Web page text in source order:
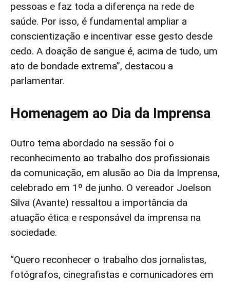
pessoas e faz toda a diferença na rede de
saúde. Por isso, é fundamental ampliar a
conscientização e incentivar esse gesto desde
cedo. A doação de sangue é, acima de tudo, um
ato de bondade extrema”, destacou a
parlamentar.
Homenagem ao Dia da Imprensa
Outro tema abordado na sessão foi o
reconhecimento ao trabalho dos profissionais
da comunicação, em alusão ao Dia da Imprensa,
celebrado em 1º de junho. O vereador Joelson
Silva (Avante) ressaltou a importância da
atuação ética e responsável da imprensa na
sociedade.
“Quero reconhecer o trabalho dos jornalistas,
fotógrafos, cinegrafistas e comunicadores em